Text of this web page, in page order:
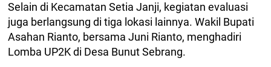
Selain di Kecamatan Setia Janji, kegiatan evaluasi
juga berlangsung di tiga lokasi lainnya. Wakil Bupati
Asahan Rianto, bersama Juni Rianto, menghadiri
Lomba UP2K di Desa Bunut Sebrang.